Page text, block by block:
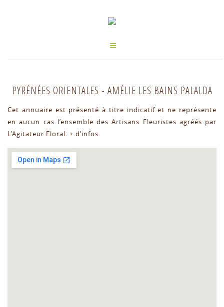
PYRÉNÉES ORIENTALES - AMÉLIE LES BAINS PALALDA
Cet annuaire est présenté à titre indicatif et ne représente
en aucun cas l’ensemble des Artisans Fleuristes agréés par
L’Agitateur Floral. + d’infos